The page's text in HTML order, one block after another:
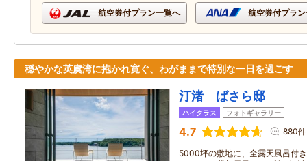
航空券付プラン一覧へ 航空券付プラ
穏やかな英虞湾に抱かれ寛ぐ、わがままで特別な一日を過ごす
汀渚 ばさら邸
ハイクラス フォトギャラリー
4.7 880件
5000坪の敷地に、全露天風呂付